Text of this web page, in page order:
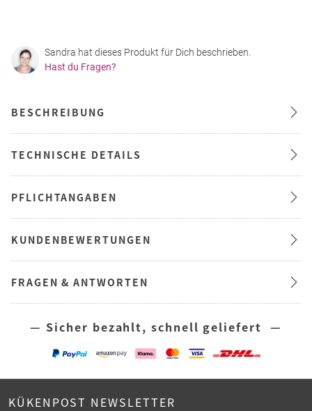
Sandra hat dieses Produkt für Dich beschrieben.
Hast du Fragen?
BESCHREIBUNG
TECHNISCHE DETAILS
PFLICHTANGABEN
KUNDENBEWERTUNGEN
FRAGEN & ANTWORTEN
— Sicher bezahlt, schnell geliefert —
KÜKENPOST NEWSLETTER